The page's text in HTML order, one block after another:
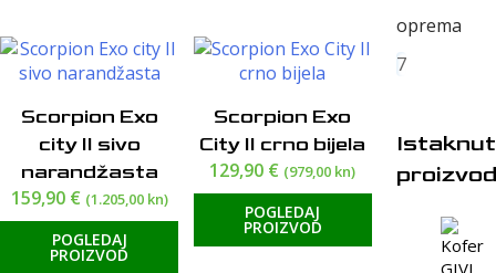
Scorpion Exo
city II sivo
narandžasta
159,90 € (1.205,00 kn)
POGLEDAJ
PROIZVOD
Scorpion Exo
City II crno bijela
129,90 € (979,00 kn)
POGLEDAJ
PROIZVOD
oprema
7